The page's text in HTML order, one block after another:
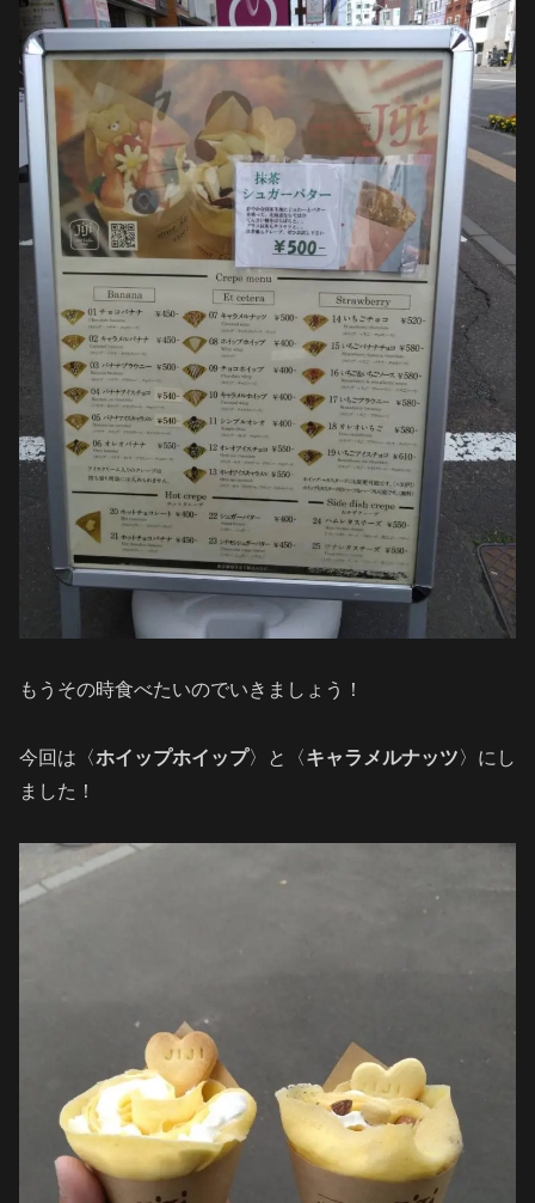
もうその時食べたいのでいきましょう！
今回は〈ホイップホイップ〉と〈キャラメルナッツ〉にし
ました！